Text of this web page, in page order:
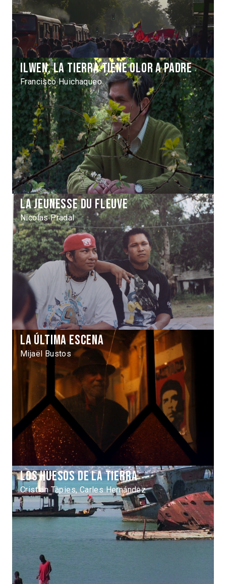
Ilwen, la tierra tiene olor a padre
Francisco Huichaqueo
La Jeunesse du fleuve
Nicolas Pradal
La última escena
Mijaël Bustos
Los huesos de la tierra
Cristián Tàpies, Carles Hernández